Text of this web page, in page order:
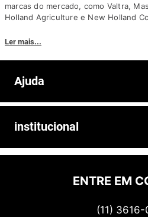
marcas do mercado, como Valtra,
Holland Agriculture e New Holland
competitivos. Nós também
personalizado, com equipe de
Somos a solução ideal para quem
Ler mais...
Ajuda
Prazos e entregas
institucional
Quem somos
Politica de privacidade
ENTRE EM
(11) 3616-